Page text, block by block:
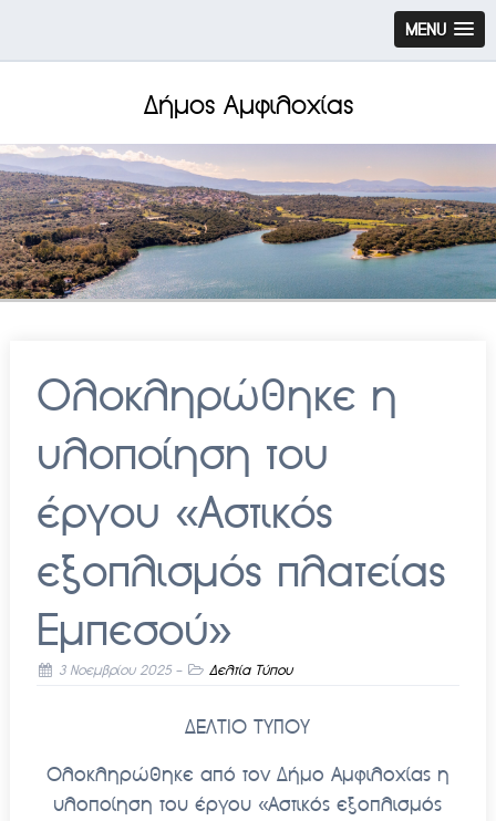
MENU
Δήμος Αμφιλοχίας
Ολοκληρώθηκε η
υλοποίηση του
έργου «Αστικός
εξοπλισμός πλατείας
Εμπεσού»
3 Νοεμβρίου 2025- Δελτία Τύπου
ΔΕΛΤΙΟ ΤΥΠΟΥ
Ολοκληρώθηκε από τον Δήμο Αμφιλοχίας η
υλοποίηση του έργου «Αστικός εξοπλισμός